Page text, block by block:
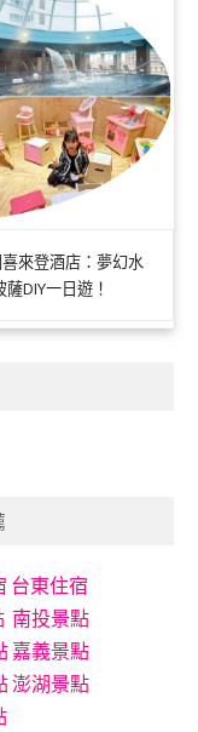
來登酒店：夢幻水
DIY一日遊！
台東住宿
南投景點
嘉義景點
澎湖景點